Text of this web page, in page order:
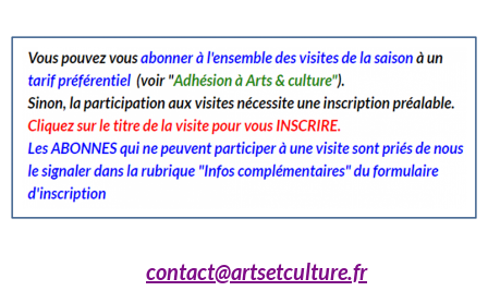
contact@artsetculture.fr